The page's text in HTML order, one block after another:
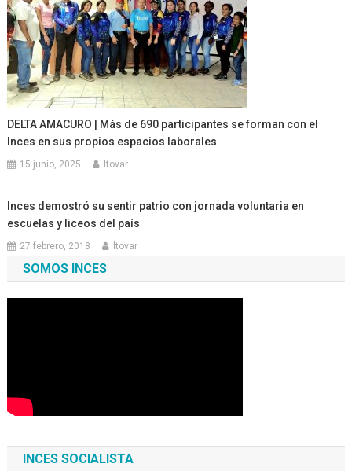
DELTA AMACURO | Más de 690 participantes se forman con el
Inces en sus propios espacios laborales
15 junio, 2025 ltovar
Inces demostró su sentir patrio con jornada voluntaria en
escuelas y liceos del país
27 febrero, 2018 ltovar
SOMOS INCES
INCES SOCIALISTA